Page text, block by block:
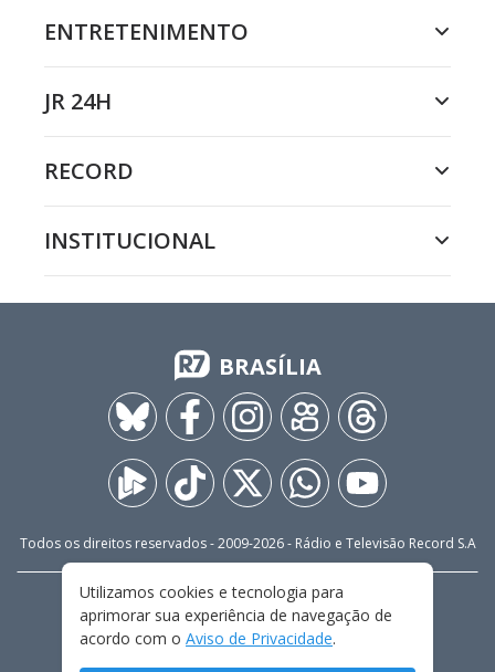
ENTRETENIMENTO
JR 24H
RECORD
INSTITUCIONAL
BRASÍLIA
Todos os direitos reservados - 2009-2026- Rádio e Televisão Record S.A
FALE CONOSCO
PRIVACIDADE
TERMOS E CONDIÇÕES DE USO
Utilizamos cookies e tecnologia para
aprimorar sua experiência de navegação de
acordo com o Aviso de Privacidade.